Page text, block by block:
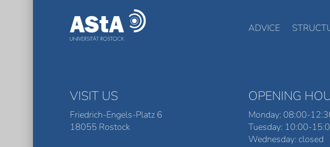
ADVICE
VISIT US
Friedrich-Engels-Platz 6
18055 Rostock
OPENING
Monday: 08:00-
Tuesday: 10:00-
Wednesday: closed